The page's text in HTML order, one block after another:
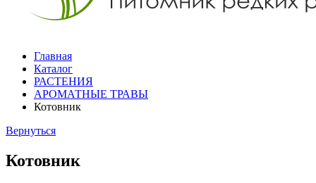
Главная
Каталог
РАСТЕНИЯ
АРОМАТНЫЕ ТРАВЫ
Котовник
Вернуться
Котовник